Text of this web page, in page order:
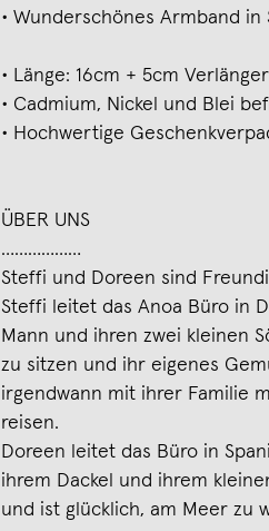
∙ Wunderschönes Armband
∙ Länge: 16cm + 5cm
∙ Cadmium, Nickel und Blei
∙ Hochwertige
ÜBER UNS
………………
Steffi und Doreen sind
Steffi leitet das Anoa Büro in
Mann und ihren zwei kleinen
zu sitzen und ihr eigenes
irgendwann mit ihrer Familie
reisen.
Doreen leitet das Büro in
ihrem Dackel und ihrem
und ist glücklich, am Meer zu